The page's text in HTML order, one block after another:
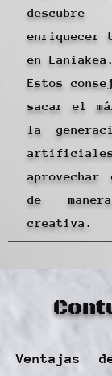
enriquecer
en Laniakea.
Estos
sacar el
la
artificiales
aprovechar
de
creativa.
Ventajas